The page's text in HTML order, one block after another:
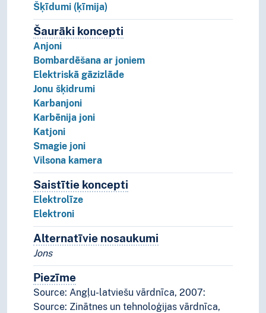
Šķīdumi (ķīmija)
Šaurāki koncepti
Anjoni
Bombardēšana ar joniem
Elektriskā gāzizlāde
Jonu šķidrumi
Karbanjoni
Karbēnija joni
Katjoni
Smagie joni
Vilsona kamera
Saistītie koncepti
Elektrolīze
Elektroni
Alternatīvie nosaukumi
Jons
PiezīmePiezīmes
Source: Angļu-latviešu vārdnīca, 2007:
Source: Zinātnes un tehnoloģijas vārdnīca,